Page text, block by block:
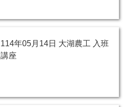
114年05月14日 大湖農工 入班
講座